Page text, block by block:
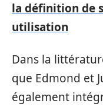
la définition de
utilisation
Dans la
que Edmond et
également